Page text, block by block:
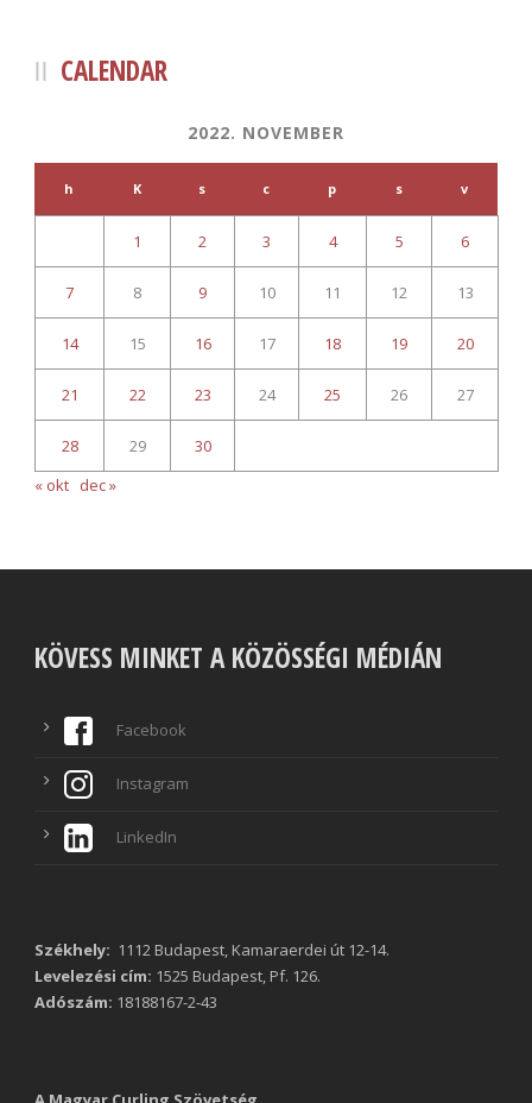
CALENDAR
2022. NOVEMBER
h K s c p s v
1 2 3 4 5 6
7 8 9 10 11 12 13
14 15 16 17 18 19 20
21 22 23 24 25 26 27
28 29
30
« okt dec »
KÖVESS MINKET A KÖZÖSSÉGI MÉDIÁN
Facebook
Instagram
LinkedIn
Székhely: 1112 Budapest, Kamaraerdei út 12-14.
Levelezési cím: 1525 Budapest, Pf. 126.
Adószám: 18188167-2-43